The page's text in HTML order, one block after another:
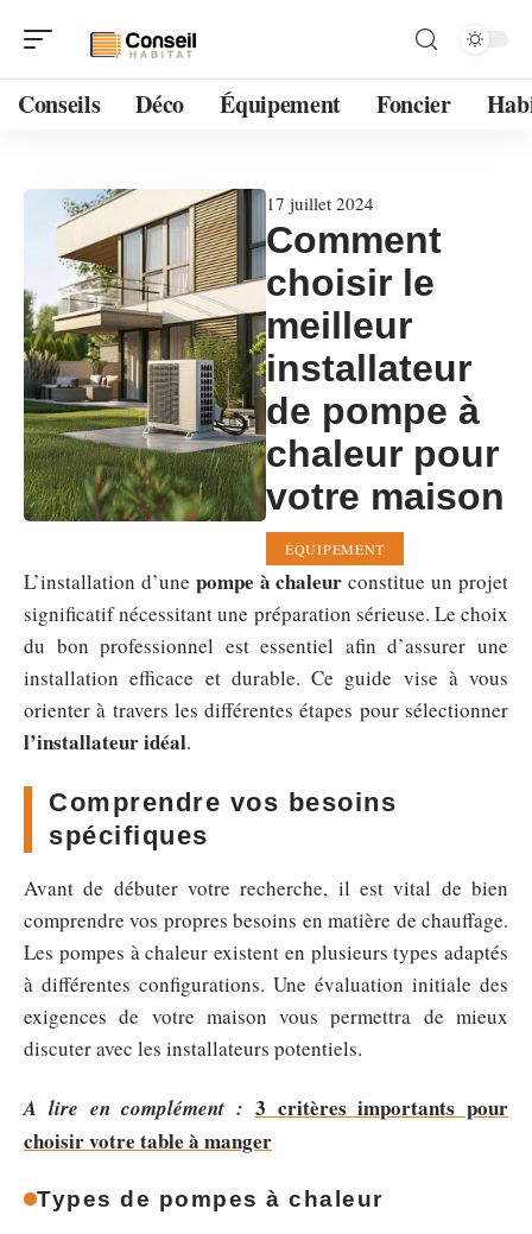
Conseils Déco Équipement Foncier
17 juillet 2024
Comment
choisir le
meilleur
installateur
de pompe à
chaleur pour
votre maison
ÉQUIPEMENT
L’installation d’une pompe à chaleur constitue un projet
significatif nécessitant une préparation sérieuse. Le choix
du bon professionnel est essentiel afin d’assurer une
installation efficace et durable. Ce guide vise à vous
orienter à travers les différentes étapes pour sélectionner
l’installateur idéal.
Comprendre vos besoins
spécifiques
Avant de débuter votre recherche, il est vital de bien
comprendre vos propres besoins en matière de chauffage.
Les pompes à chaleur existent en plusieurs types adaptés
à différentes configurations. Une évaluation initiale des
exigences de votre maison vous permettra de mieux
discuter avec les installateurs potentiels.
A lire en complément : 3 critères importants pour
choisir votre table à manger
Types de pompes à chaleur